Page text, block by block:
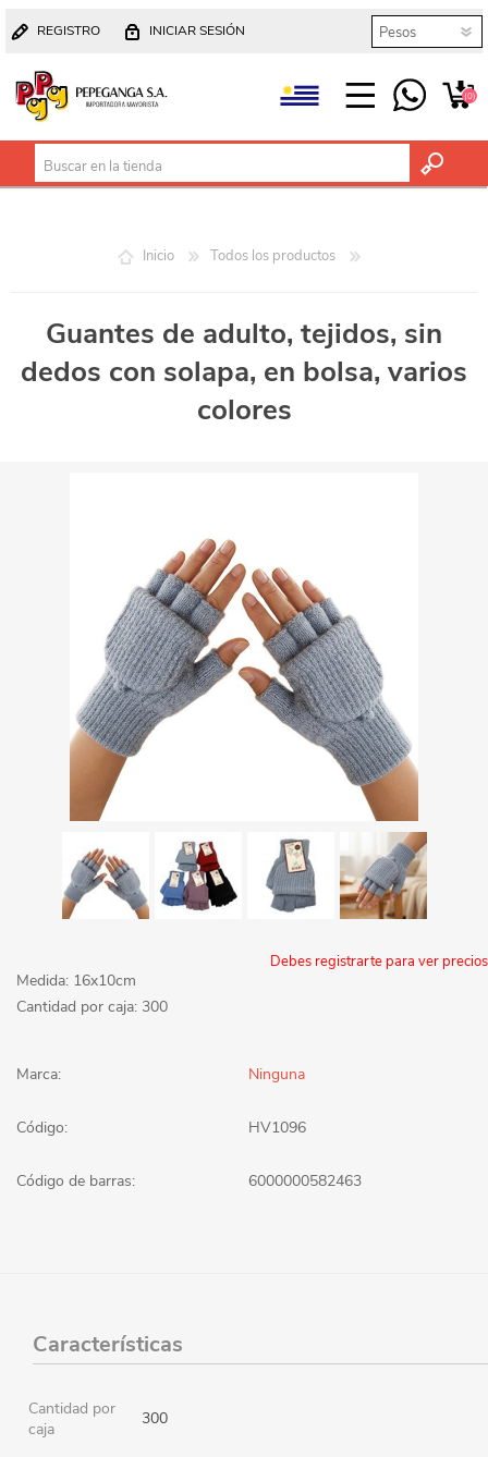
REGISTRO INICIAR SESIÓN
(0)
Inicio Todos los productos
Guantes de adulto, tejidos, sin
dedos con solapa, en bolsa, varios
colores
Debes registrarte para ver precios
Medida: 16x10cm
Cantidad por caja: 300
Marca: Ninguna
Código: HV1096
Código de barras: 6000000582463
Características
Cantidad por
caja
300